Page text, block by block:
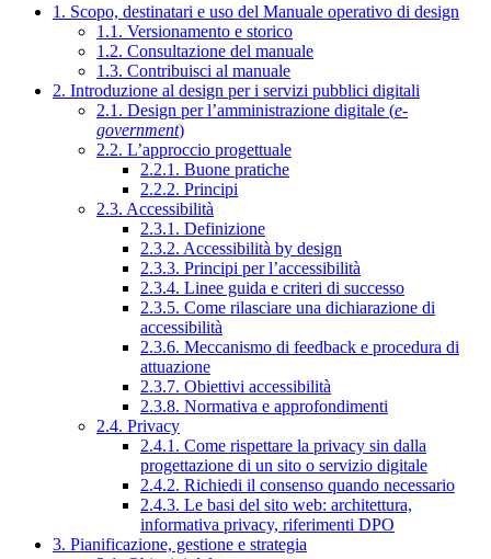
1. Scopo, destinatari e uso del Manuale operativo di design
1.1. Versionamento e storico
1.2. Consultazione del manuale
1.3. Contribuisci al manuale
2. Introduzione al design per i servizi pubblici digitali
2.1. Design per l’amministrazione digitale (e-
government)
2.2. L’approccio progettuale
2.2.1. Buone pratiche
2.2.2. Principi
2.3. Accessibilità
2.3.1. Definizione
2.3.2. Accessibilità by design
2.3.3. Principi per l’accessibilità
2.3.4. Linee guida e criteri di successo
2.3.5. Come rilasciare una dichiarazione di
accessibilità
2.3.6. Meccanismo di feedback e procedura di
attuazione
2.3.7. Obiettivi accessibilità
2.3.8. Normativa e approfondimenti
2.4. Privacy
2.4.1. Come rispettare la privacy sin dalla
progettazione di un sito o servizio digitale
2.4.2. Richiedi il consenso quando necessario
2.4.3. Le basi del sito web: architettura,
informativa privacy, riferimenti DPO
3. Pianificazione, gestione e strategia